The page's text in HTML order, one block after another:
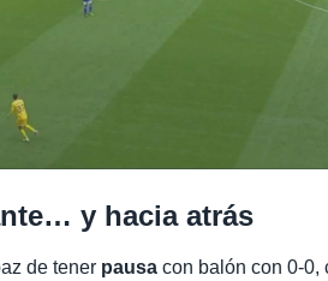
y hacia atrás
de tener pausa con balón con 0-0,